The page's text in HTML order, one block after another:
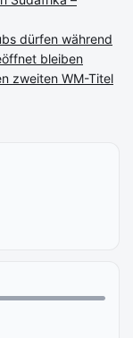
dürfen während
bleiben
zweiten WM-Titel